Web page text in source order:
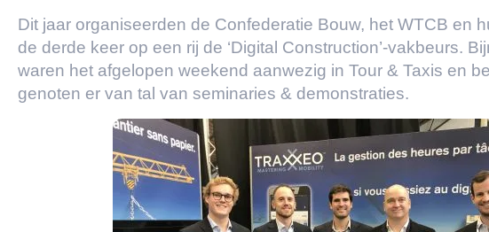
Dit jaar organiseerden de Confederatie Bouw, het WTCB en
de derde keer op een rij de ‘Digital Construction’-vakbeurs.
waren het afgelopen weekend aanwezig in Tour & Taxis en
genoten er van tal van seminaries & demonstraties.